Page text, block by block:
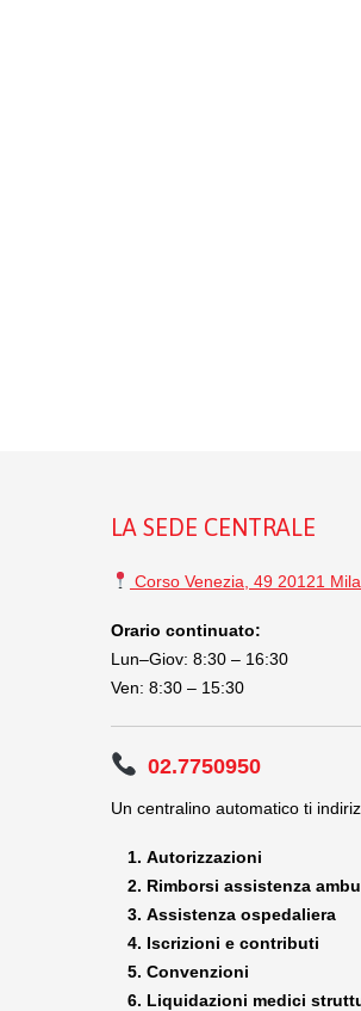
LA SEDE CENTRALE
Corso Venezia, 49 20121
Orario continuato:
Lun–Giov: 8:30 – 16:30
Ven: 8:30 – 15:30
02.7750950
Un centralino automatico ti
Autorizzazioni
Rimborsi assistenza
Assistenza ospedaliera
Iscrizioni e contributi
Convenzioni
Liquidazioni medici